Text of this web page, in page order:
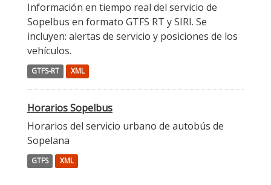
Información en tiempo real del servicio de
Sopelbus en formato GTFS RT y SIRI. Se
incluyen: alertas de servicio y posiciones de los
vehículos.
GTFS-RT XML
Horarios Sopelbus
Horarios del servicio urbano de autobús de
Sopelana
GTFS XML